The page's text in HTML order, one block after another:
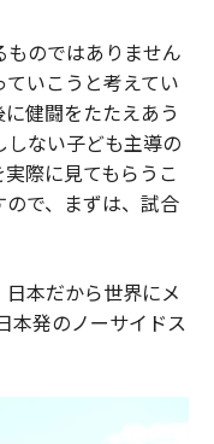
ものではありません
いこうと考えてい
健闘をたたえあう
ない子ども主導の
際に見てもらうこ
で、まずは、試合
本だから世界にメ
本発のノーサイドス